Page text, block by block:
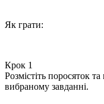
Як грати:
Крок 1
Розмістіть поросяток
вибраному завданні.